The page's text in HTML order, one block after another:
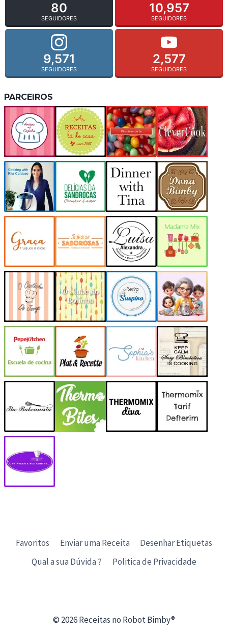
80
SEGUIDORES
10,957
SEGUIDORES
9,571
SEGUIDORES
2,577
SEGUIDORES
PARCEIROS
Favoritos Enviar uma Receita
Desenhar Etiquetas
Qual a sua Dúvida ?
Politica de Privacidade
© 2026 Receitas no Robot Bimby®